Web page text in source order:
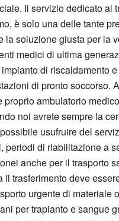
Il servizio dedicato al
è solo una delle tante
la soluzione giusta per la
medici di ultima
di riscaldamento e
di pronto soccorso.
ambulatorio
noi avrete sempre la
usufruire del
periodi di riabilitazione a
anche per il trasporto
trasferimento deve
urgente di materiale
per trapianto e sangue